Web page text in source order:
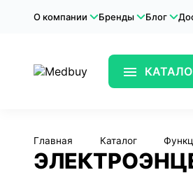
О компании Бренды Блог
Главная Каталог